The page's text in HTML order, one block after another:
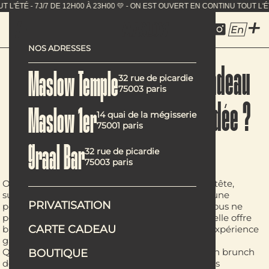
NOS ADRESSES
Maslow Temple32 rue de picardie
75003 paris
Maslow 1er14 quai de la mégisserie
75001 paris
Graal Bar32 rue de picardie
75003 paris
PRIVATISATION
CARTE CADEAU
BOUTIQUE
En
Pourquoi offrir une carte cadeau
Maslow est une excellente idée ?
Offrir un cadeau peut parfois être un vrai casse-tête,
surtout lorsque vous voulez surprendre et ravir une
personne chère. Avec la carte cadeau Maslow, vous ne
pouvez pas vous tromper. Pourquoi ? Parce qu’elle offre
bien plus qu’un simple objet : elle promet une expérience
gastronomique unique.
Que ce soit pour un déjeuner entre collègues, un brunch
dominical en famille ou un dîner romantique, les